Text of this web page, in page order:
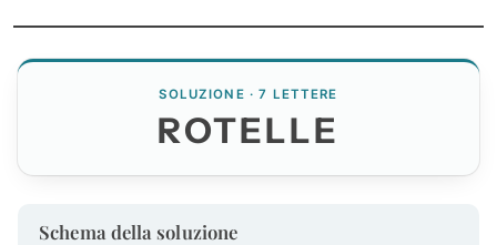
SOLUZIONE · 7 LETTERE
ROTELLE
Schema della soluzione